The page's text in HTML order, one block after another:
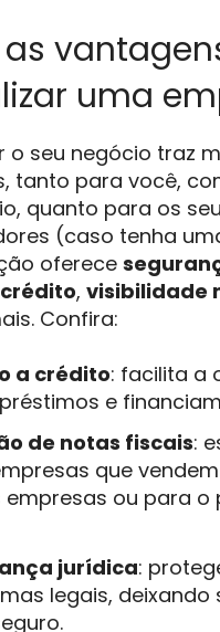
uma
o seu negócio traz
tanto para você,
quanto para os
(caso tenha
oferece
, visibilidade
Confira:
a crédito: facilita a
e
de notas fiscais:
que
empresas ou para o
jurídica:
legais, deixando